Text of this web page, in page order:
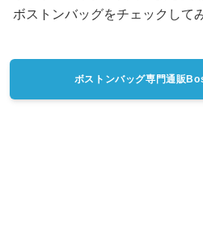
ボストンバッグをチェックして
ボストンバッグ専門通販